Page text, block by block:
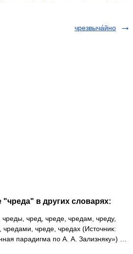
чрезвыча́йно
"чреда" в других словарях:
чред, чреде, чредам, чреду,
чреде, чредах (Источник:
парадигма по А. А. Зализняку») …